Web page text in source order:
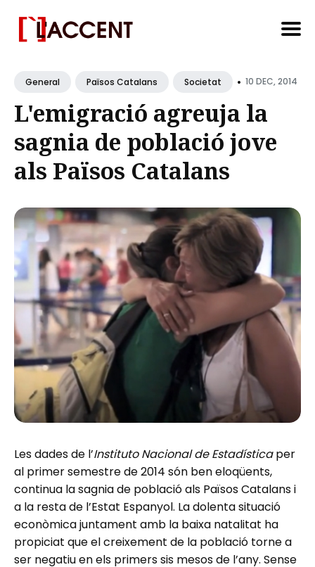
forGeneral Països Catalans Societat • 10 DEC, 2014
L'emigració agreuja la
sagnia de població jove
als Països Catalans
Les dades de l’Instituto Nacional de Estadísticaper
al primer semestre de 2014 són ben eloqüents,
continua la sagnia de població als Països Catalans i
a la resta de l’Estat Espanyol. La dolenta situació
econòmica juntament amb la baixa natalitat ha
propiciat que el creixement de la població torne a
ser negatiu en els primers sis mesos de l’any. Sense